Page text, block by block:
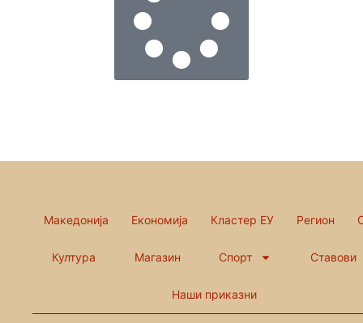
Македонија Економија Кластер ЕУ Регион
Култура Магазин Спорт Ставови
Наши приказни